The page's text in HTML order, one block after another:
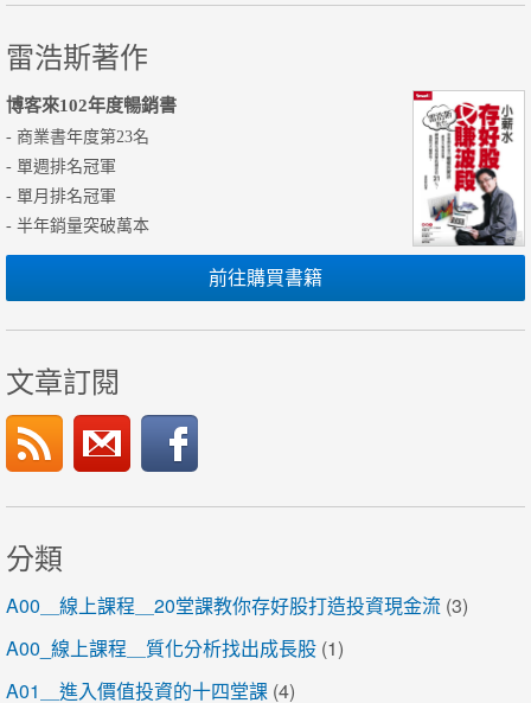
雷浩斯著作
博客來102年度暢銷書
- 商業書年度第23名
- 單週排名冠軍
- 單月排名冠軍
- 半年銷量突破萬本
前往購買書籍
文章訂閱
分類
A00＿線上課程＿20堂課教你存好股打造投資現金流 (3)
A00_線上課程＿質化分析找出成長股 (1)
A01＿進入價值投資的十四堂課 (4)